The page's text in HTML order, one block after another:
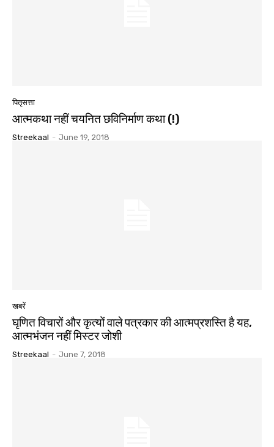
पितृसत्ता
आत्मकथा नहीं चयनित छविनिर्माण कथा (!)
Streekaal - June 19, 2018
खबरें
घृणित विचारों और कृत्यों वाले पत्रकार की आत्मप्रशस्ति है यह,
आत्मभंजन नहीं मिस्टर जोशी
Streekaal - June 7, 2018